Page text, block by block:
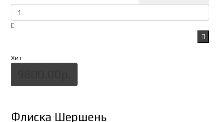
Хит
Флиска Шершень